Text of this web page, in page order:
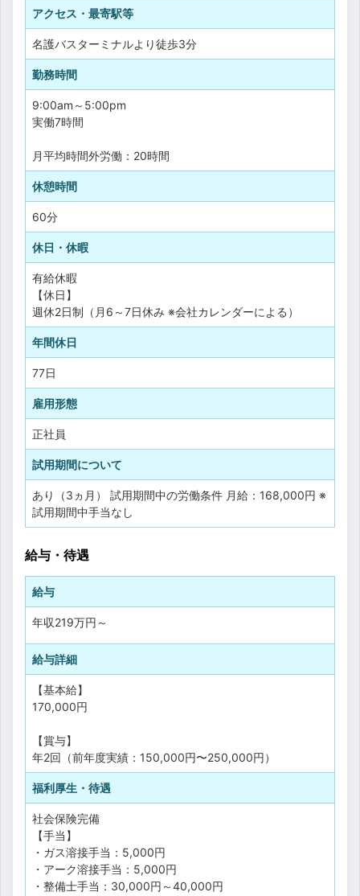
アクセス・最寄駅等
名護バスターミナルより徒歩3分
勤務時間
9:00am～5:00pm
実働7時間
月平均時間外労働：20時間
休憩時間
60分
休日・休暇
有給休暇
【休日】
週休2日制（月6～7日休み ※会社カレンダーによる）
年間休日
77日
雇用形態
正社員
試用期間について
あり（3ヵ月） 試用期間中の労働条件 月給：168,000円 ※
試用期間中手当なし
給与・待遇
給与
年収219万円 ～
給与詳細
【基本給】
170,000円
【賞与】
年2回（前年度実績：150,000円〜250,000円）
福利厚生・待遇
社会保険完備
【手当】
・ガス溶接手当：5,000円
・アーク溶接手当：5,000円
・整備士手当：30,000円～40,000円